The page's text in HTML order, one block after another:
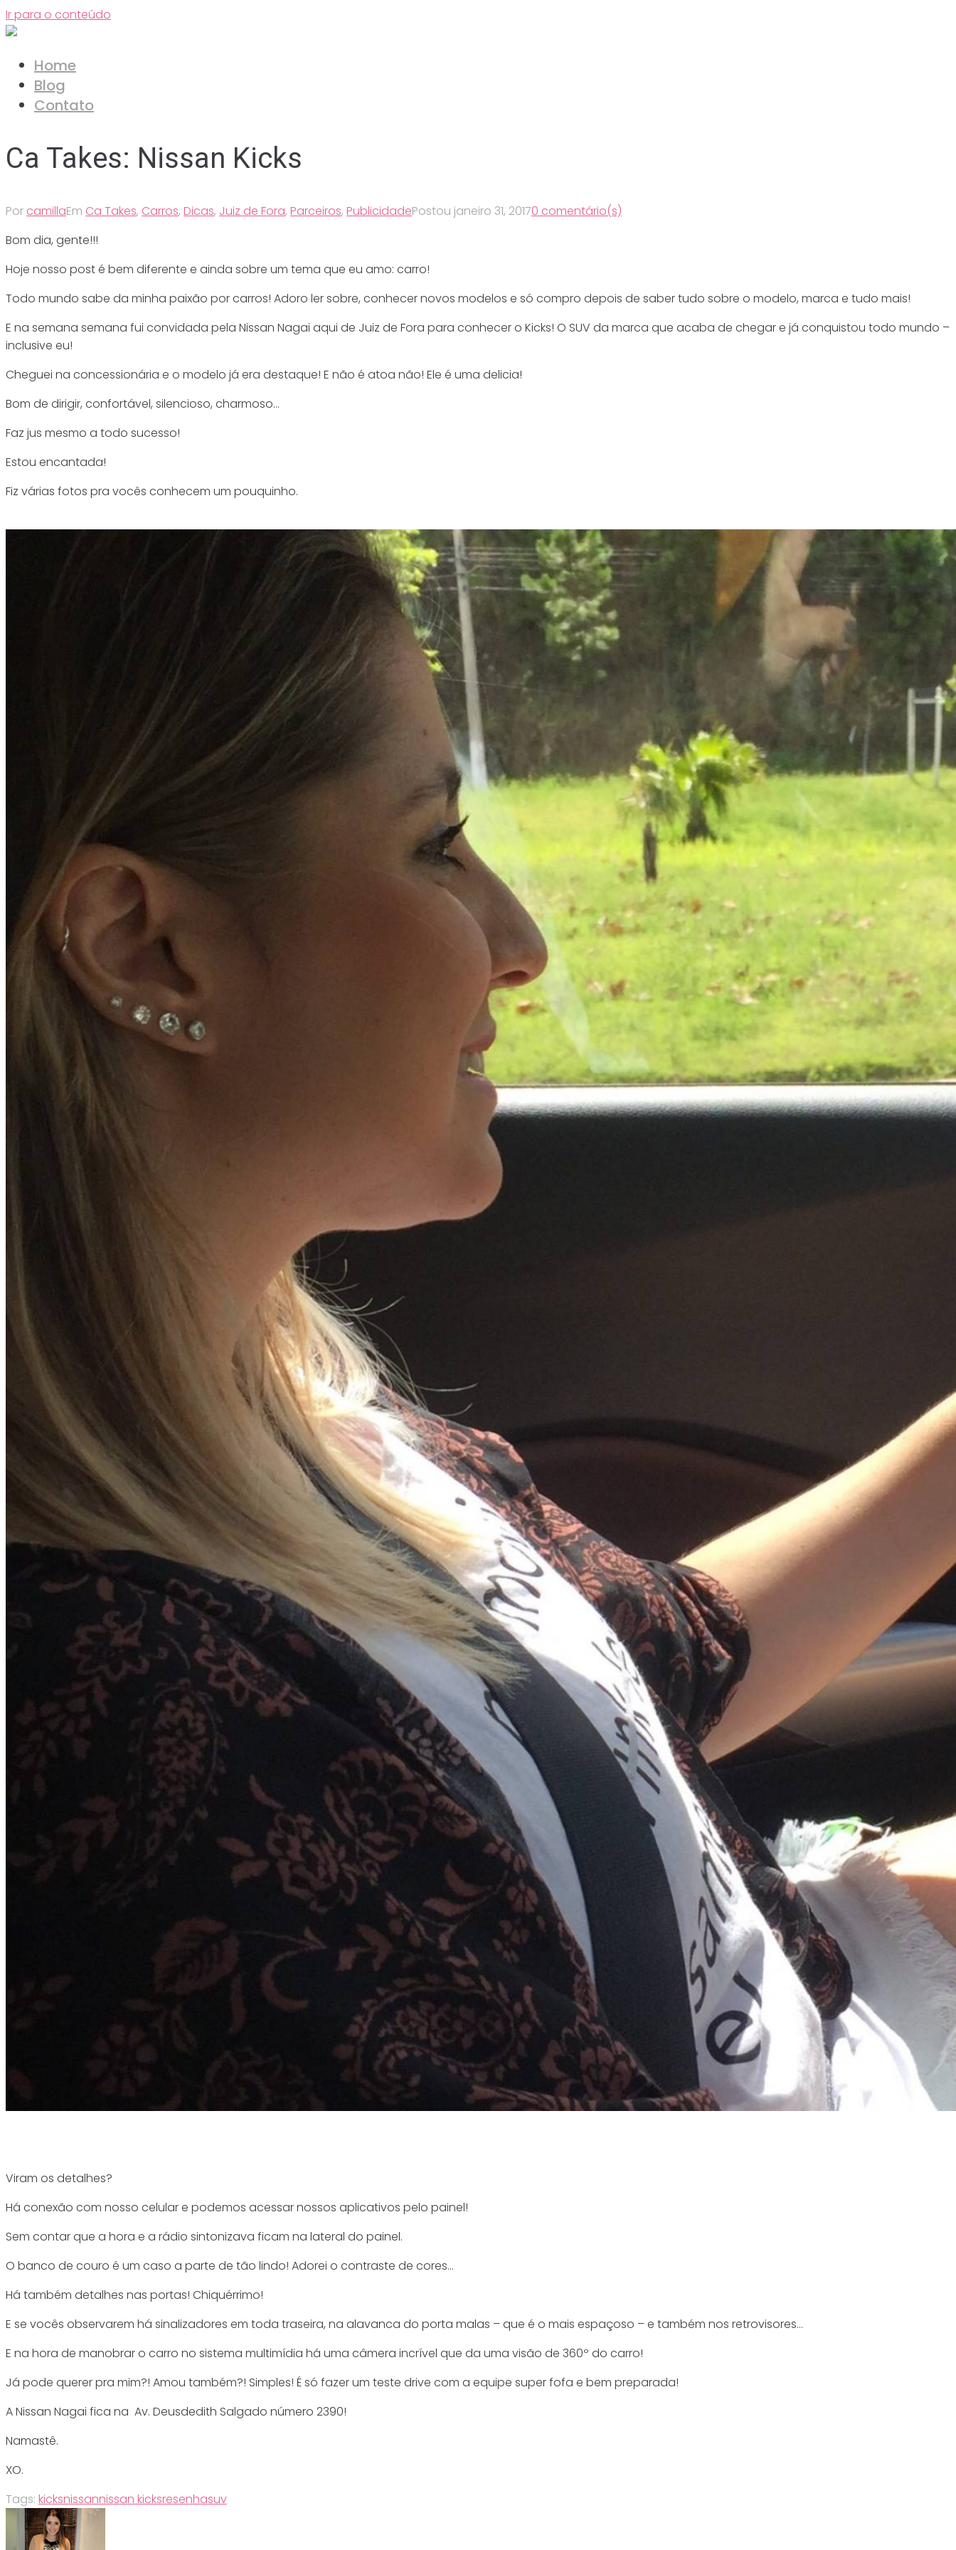
Ir para o conteúdo
Home
Blog
Contato
Ca Takes: Nissan Kicks
Por camillaEm Ca Takes, Carros, Dicas, Juiz de Fora, Parceiros, PublicidadePostou janeiro 31, 20170 comentário(s)
Bom dia, gente!!!
Hoje nosso post é bem diferente e ainda sobre um tema que eu amo: carro!
Todo mundo sabe da minha paixão por carros! Adoro ler sobre, conhecer novos modelos e só compro depois de saber tudo sobre o modelo, marca e tudo mais!
E na semana semana fui convidada pela Nissan Nagai aqui de Juiz de Fora para conhecer o Kicks! O SUV da marca que acaba de chegar e já conquistou todo mundo –
inclusive eu!
Cheguei na concessionária e o modelo já era destaque! E não é atoa não! Ele é uma delicia!
Bom de dirigir, confortável, silencioso, charmoso…
Faz jus mesmo a todo sucesso!
Estou encantada!
Fiz várias fotos pra vocês conhecem um pouquinho.
Viram os detalhes?
Há conexão com nosso celular e podemos acessar nossos aplicativos pelo painel!
Sem contar que a hora e a rádio sintonizava ficam na lateral do painel.
O banco de couro é um caso a parte de tão lindo! Adorei o contraste de cores…
Há também detalhes nas portas! Chiquérrimo!
E se vocês observarem há sinalizadores em toda traseira, na alavanca do porta malas – que é o mais espaçoso – e também nos retrovisores…
E na hora de manobrar o carro no sistema multimídia há uma câmera incrível que da uma visão de 360º do carro!
Já pode querer pra mim?! Amou também?! Simples! É só fazer um teste drive com a equipe super fofa e bem preparada!
A Nissan Nagai fica na Av. Deusdedith Salgado número 2390!
Namastê.
XO.
Tags: kicksnissannissan kicksresenhasuv